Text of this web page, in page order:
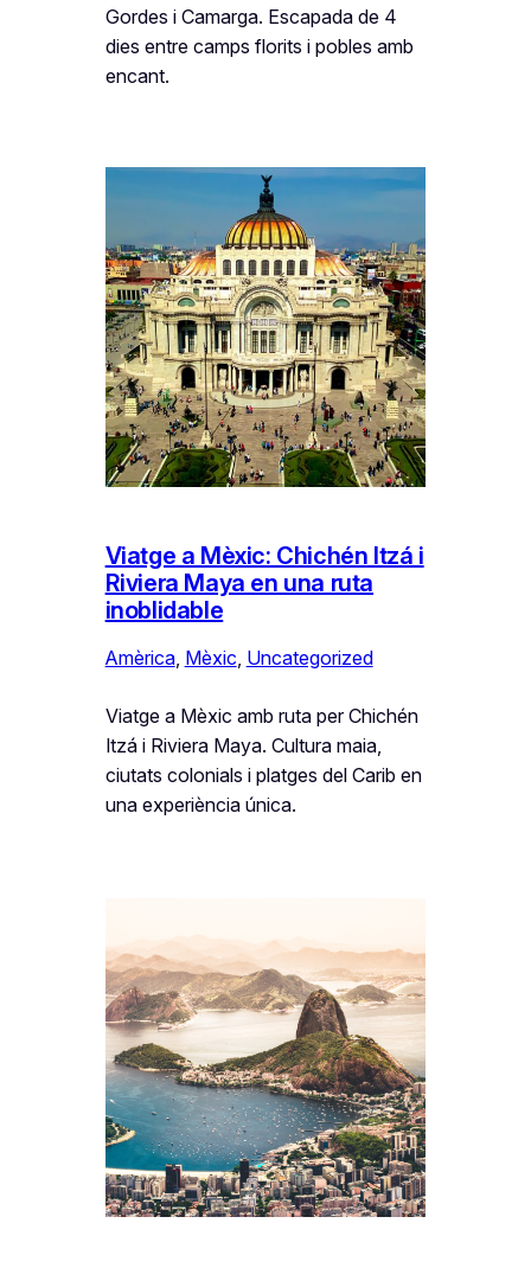
Gordes i Camarga. Escapada de 4
dies entre camps florits i pobles amb
encant.
Viatge a Mèxic: Chichén Itzá i
Riviera Maya en una ruta
inoblidable
Amèrica, Mèxic, Uncategorized
Viatge a Mèxic amb ruta per Chichén
Itzá i Riviera Maya. Cultura maia,
ciutats colonials i platges del Carib en
una experiència única.